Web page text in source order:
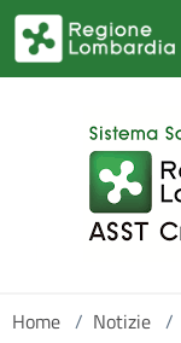
Salta al contenuto
Home / Notizie /